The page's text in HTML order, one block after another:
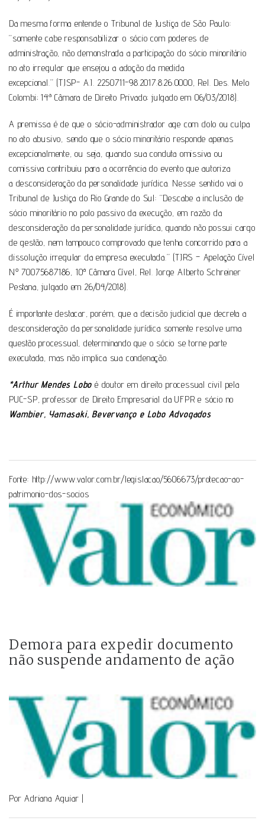
Da mesma forma entende o Tribunal de Justiça de São Paulo:
“somente cabe responsabilizar o sócio com poderes de
administração, não demonstrada a participação do sócio minoritário
no ato irregular que ensejou a adoção da medida
excepcional.” (TJSP- A.I. 2250711-98.2017.8.26.0000, Rel. Des. Melo
Colombi; 14ª Câmara de Direito Privado; julgado em 06/03/2018).
A premissa é de que o sócio-administrador age com dolo ou culpa
no ato abusivo, sendo que o sócio minoritário responde apenas
excepcionalmente, ou seja, quando sua conduta omissiva ou
comissiva contribuiu para a ocorrência do evento que autoriza
a desconsideração da personalidade jurídica. Nesse sentido vai o
Tribunal de Justiça do Rio Grande do Sul: “Descabe a inclusão de
sócio minoritário no polo passivo da execução, em razão da
desconsideração da personalidade jurídica, quando não possui cargo
de gestão, nem tampouco comprovado que tenha concorrido para a
dissolução irregular da empresa executada.” (TJRS – Apelação Cível
Nº 70075687186, 10ª Câmara Cível, Rel. Jorge Alberto Schreiner
Pestana, julgado em 26/04/2018).
É importante destacar, porém, que a decisão judicial que decreta a
desconsideração da personalidade jurídica somente resolve uma
questão processual, determinando que o sócio se torne parte
executada, mas não implica sua condenação.
*Arthur Mendes Lobo é doutor em direito processual civil pela
PUC-SP, professor de Direito Empresarial da UFPR e sócio no
Wambier, Yamasaki, Bevervanço e Lobo Advogados
Fonte: http://www.valor.com.br/legislacao/5606673/protecao-ao-
patrimonio-dos-socios
Demora para expedir documento
não suspende andamento de ação
Por Adriana Aguiar